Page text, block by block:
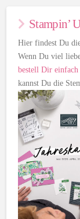
Stampin’
Hier findest Du
Wenn Du viel
bestell Dir einfach
kannst Du die